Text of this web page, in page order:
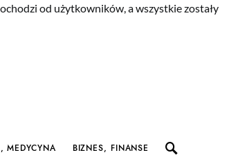
od użytkowników, a wszystkie zostały
MEDYCYNA BIZNES, FINANSE